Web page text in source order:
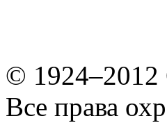
©
Все права